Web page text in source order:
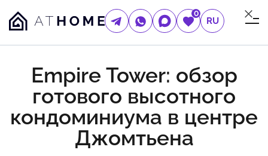
0
RU
Empire Tower: обзор
готового высотного
кондоминиума в центре
Джомтьена